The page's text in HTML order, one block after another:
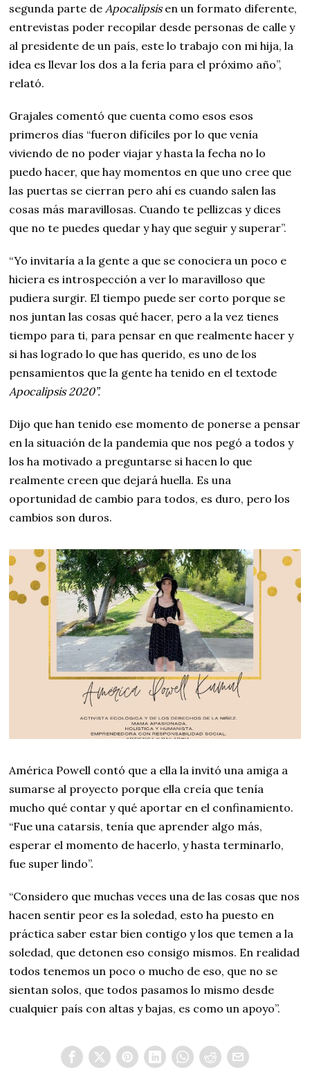
segunda parte deApocalipsisen un formato diferente,
entrevistas poder recopilar desde personas de calle y
al presidente de un país, este lo trabajo con mi hija, la
idea es llevar los dos a la feria para el próximo año”,
relató.
Grajales comentó que cuenta como esos esos
primeros días “fueron difíciles por lo que venía
viviendo de no poder viajar y hasta la fecha no lo
puedo hacer, que hay momentos en que uno cree que
las puertas se cierran pero ahí es cuando salen las
cosas más maravillosas. Cuando te pellizcas y dices
que no te puedes quedar y hay que seguir y superar”.
“Yo invitaría a la gente a que se conociera un poco e
hiciera es introspección a ver lo maravilloso que
pudiera surgir. El tiempo puede ser corto porque se
nos juntan las cosas qué hacer, pero a la vez tienes
tiempo para ti, para pensar en que realmente hacer y
si has logrado lo que has querido, es uno de los
pensamientos que la gente ha tenido en el textode
Apocalipsis 2020”.
Dijo que han tenido ese momento de ponerse a pensar
en la situación de la pandemia que nos pegó a todos y
los ha motivado a preguntarse si hacen lo que
realmente creen que dejará huella. Es una
oportunidad de cambio para todos, es duro, pero los
cambios son duros.
América Powell contó que a ella la invitó una amiga a
sumarse al proyecto porque ella creía que tenía
mucho qué contar y qué aportar en el confinamiento.
“Fue una catarsis, tenía que aprender algo más,
esperar el momento de hacerlo, y hasta terminarlo,
fue super lindo”.
“Considero que muchas veces una de las cosas que nos
hacen sentir peor es la soledad, esto ha puesto en
práctica saber estar bien contigo y los que temen a la
soledad, que detonen eso consigo mismos. En realidad
todos tenemos un poco o mucho de eso, que no se
sientan solos, que todos pasamos lo mismo desde
cualquier país con altas y bajas, es como un apoyo”.